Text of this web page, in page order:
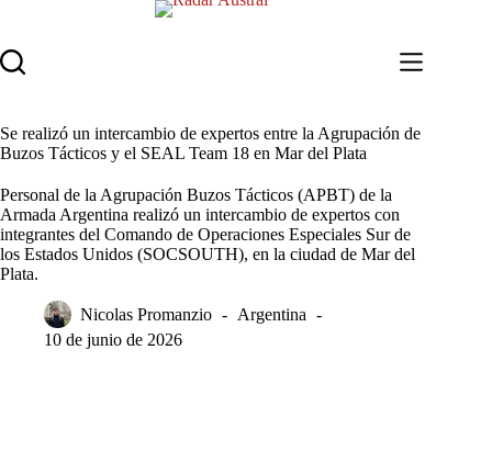
contenido
Se realizó un intercambio de expertos entre la Agrupación de
Buzos Tácticos y el SEAL Team 18 en Mar del Plata
Personal de la Agrupación Buzos Tácticos (APBT) de la
Armada Argentina realizó un intercambio de expertos con
integrantes del Comando de Operaciones Especiales Sur de
los Estados Unidos (SOCSOUTH), en la ciudad de Mar del
Plata.
Nicolas Promanzio
Argentina
10 de junio de 2026